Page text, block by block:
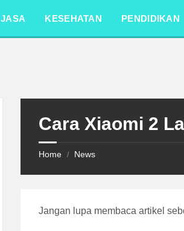
JASA KESEHATAN PENDIDIKAN
Cara Xiaomi 2
Home / News
Jangan lupa membaca artikel